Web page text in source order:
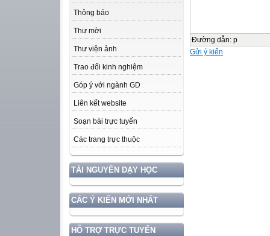
Thông báo
Thư mời
Thư viện ảnh
Trao đổi kinh nghiệm
Góp ý với ngành GD
Liên kết website
Soạn bài trực tuyến
Các trang trực thuộc
TÀI NGUYÊN DẠY HỌC
CÁC Ý KIẾN MỚI NHẤT
HỖ TRỢ TRỰC TUYẾN
Đường dẫn: p
Gửi ý kiến